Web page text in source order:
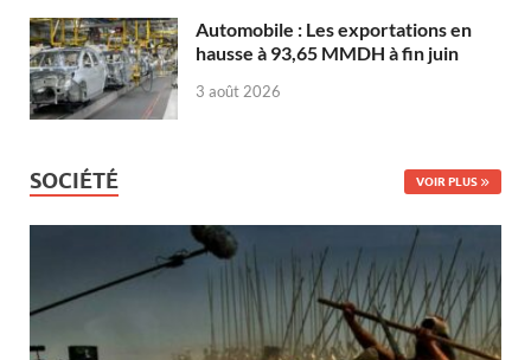
Automobile : Les exportations en
hausse à 93,65 MMDH à fin juin
3 août 2026
SOCIÉTÉ VOIR PLUS